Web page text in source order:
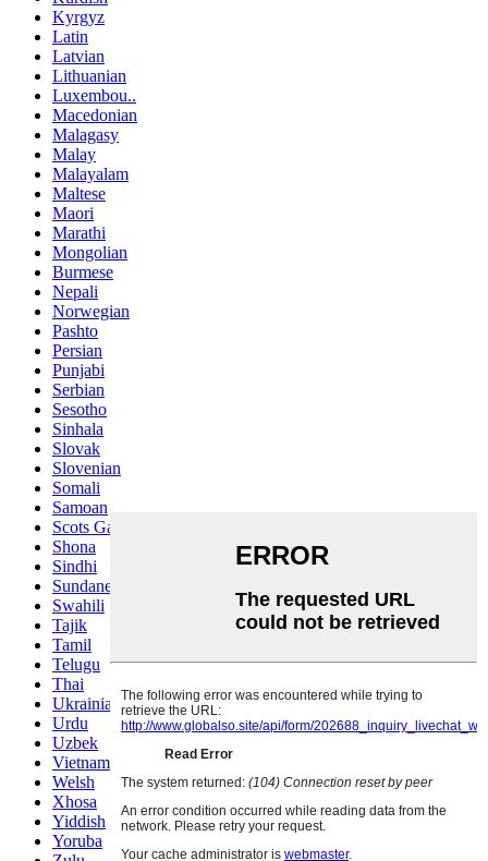
Kyrgyz
Latin
Latvian
Lithuanian
Luxembou..
Macedonian
Malagasy
Malay
Malayalam
Maltese
Maori
Marathi
Mongolian
Burmese
Nepali
Norwegian
Pashto
Persian
Punjabi
Serbian
Sesotho
Sinhala
Slovak
Slovenian
Somali
Samoan
Scots Gaelic
Shona
Sindhi
Sundanese
Swahili
Tajik
Tamil
Telugu
Thai
Ukrainian
Urdu
Uzbek
Vietnamese
Welsh
Xhosa
Yiddish
Yoruba